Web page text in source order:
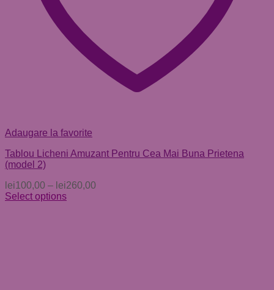
Adaugare la favorite
Tablou Licheni Amuzant Pentru Cea Mai Buna Prietena
(model 2)
lei100,00 – lei260,00
Select options